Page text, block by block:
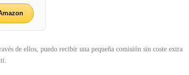
de ellos, puedo recibir una pequeña comisión sin coste extra